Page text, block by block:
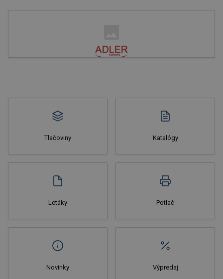
Tlačoviny Katalógy
Letáky Potlač
Novinky Výpredaj